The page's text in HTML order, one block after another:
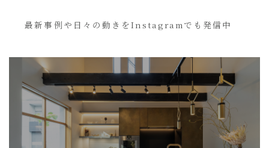
最新事例や日々の動きをInstagramでも発信中